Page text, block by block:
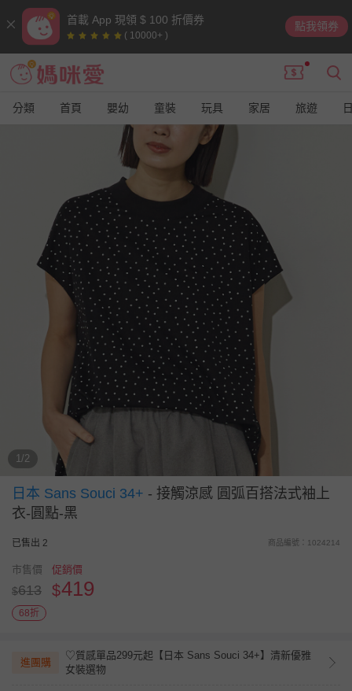
首載 App 現領 $ 100 折價券
( 10000+ )
點我領券
分類 首頁 嬰幼 童裝 玩具 家居 旅遊
1/2
日本 Sans Souci 34+ - 接觸涼感 圓弧百搭法式袖上
衣-圓點-黑
已售出 2 商品編號：1024214
市售價
$613
促銷價
$419
68折
進團購
♡質感單品299元起【日本 Sans Souci 34+】清新優雅
女裝選物